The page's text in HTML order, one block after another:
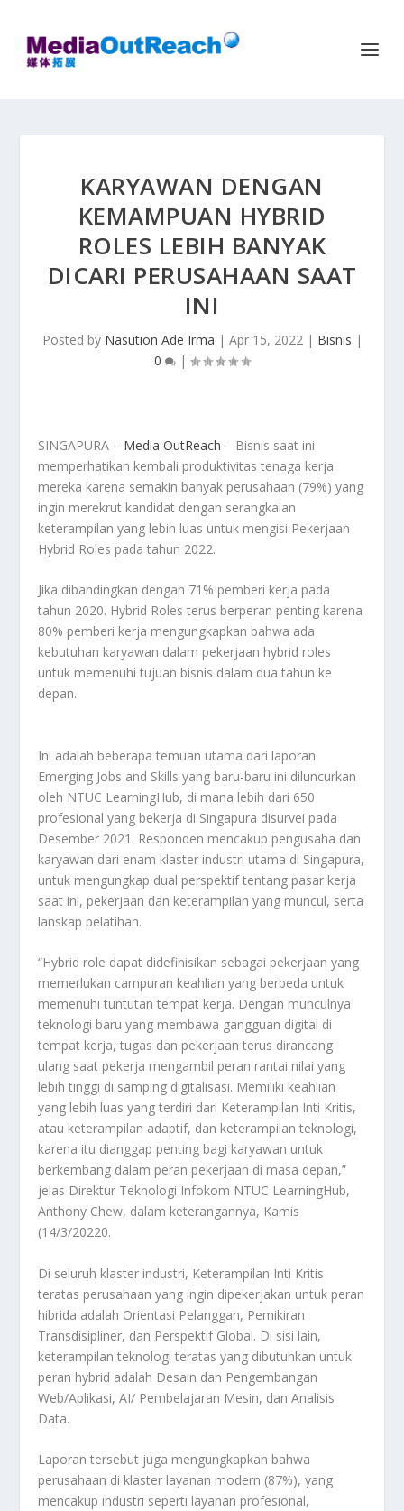
KARYAWAN DENGAN
KEMAMPUAN HYBRID
ROLES LEBIH BANYAK
DICARI PERUSAHAAN SAAT
INI
Posted by Nasution Ade Irma | Apr 15, 2022| Bisnis |
0
|
SINGAPURA – Media OutReach – Bisnis saat ini
memperhatikan kembali produktivitas tenaga kerja
mereka karena semakin banyak perusahaan (79%) yang
ingin merekrut kandidat dengan serangkaian
keterampilan yang lebih luas untuk mengisi Pekerjaan
Hybrid Roles pada tahun 2022.
Jika dibandingkan dengan 71% pemberi kerja pada
tahun 2020. Hybrid Roles terus berperan penting karena
80% pemberi kerja mengungkapkan bahwa ada
kebutuhan karyawan dalam pekerjaan hybrid roles
untuk memenuhi tujuan bisnis dalam dua tahun ke
depan.
Ini adalah beberapa temuan utama dari laporan
Emerging Jobs and Skills yang baru-baru ini diluncurkan
oleh NTUC LearningHub, di mana lebih dari 650
profesional yang bekerja di Singapura disurvei pada
Desember 2021. Responden mencakup pengusaha dan
karyawan dari enam klaster industri utama di Singapura,
untuk mengungkap dual perspektif tentang pasar kerja
saat ini, pekerjaan dan keterampilan yang muncul, serta
lanskap pelatihan.
“Hybrid role dapat didefinisikan sebagai pekerjaan yang
memerlukan campuran keahlian yang berbeda untuk
memenuhi tuntutan tempat kerja. Dengan munculnya
teknologi baru yang membawa gangguan digital di
tempat kerja, tugas dan pekerjaan terus dirancang
ulang saat pekerja mengambil peran rantai nilai yang
lebih tinggi di samping digitalisasi. Memiliki keahlian
yang lebih luas yang terdiri dari Keterampilan Inti Kritis,
atau keterampilan adaptif, dan keterampilan teknologi,
karena itu dianggap penting bagi karyawan untuk
berkembang dalam peran pekerjaan di masa depan,”
jelas Direktur Teknologi Infokom NTUC LearningHub,
Anthony Chew, dalam keterangannya, Kamis
(14/3/20220.
Di seluruh klaster industri, Keterampilan Inti Kritis
teratas perusahaan yang ingin dipekerjakan untuk peran
hibrida adalah Orientasi Pelanggan, Pemikiran
Transdisipliner, dan Perspektif Global. Di sisi lain,
keterampilan teknologi teratas yang dibutuhkan untuk
peran hybrid adalah Desain dan Pengembangan
Web/Aplikasi, AI/ Pembelajaran Mesin, dan Analisis
Data.
Laporan tersebut juga mengungkapkan bahwa
perusahaan di klaster layanan modern (87%), yang
mencakup industri seperti layanan profesional,